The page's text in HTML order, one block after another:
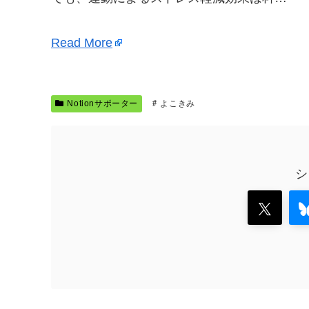
Read More
Notionサポーター よこきみ